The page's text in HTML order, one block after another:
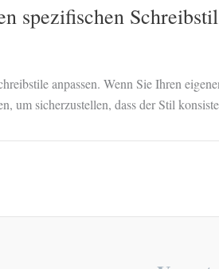
spezifischen
anpassen. Wenn Sie Ihren
um sicherzustellen, dass der Stil